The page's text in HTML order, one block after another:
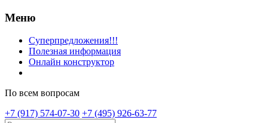
Меню
Суперпредложения!!!
Полезная информация
Онлайн конструктор
По всем вопросам
+7 (917) 574-07-30 +7 (495) 926-63-77